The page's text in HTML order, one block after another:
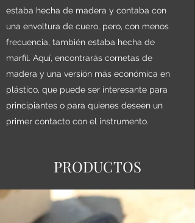
estaba hecha de madera y contaba con
una envoltura de cuero, pero, con menos
frecuencia, también estaba hecha de
marfil. Aquí, encontrarás cornetas de
madera y una versión más económica en
plástico, que puede ser interesante para
principiantes o para quienes deseen un
primer contacto con el instrumento.
PRODUCTOS